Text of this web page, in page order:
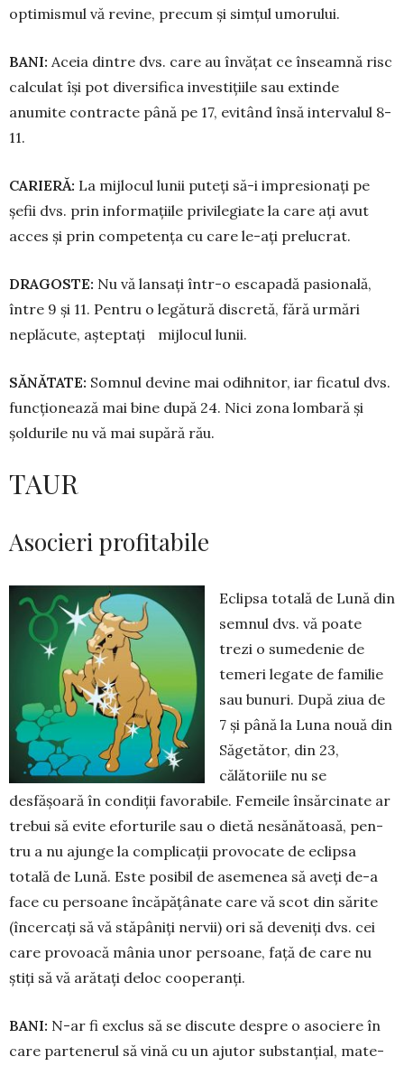
optimismul vă revine, precum și simțul umorului.
BANI: Aceia dintre dvs. care au învățat ce înseamnă risc
calculat își pot diversifica investițiile sau ex­tinde
anumite contracte până pe 17, evitând însă intervalul 8-
11.
CARIERĂ: La mijlocul lunii pu­teți să-i impresionați pe
șefii dvs. prin informațiile privilegiate la ca­re ați avut
acces și prin competența cu care le-ați prelucrat.
DRAGOSTE: Nu vă lansați într-o escapadă pasională,
între 9 și 11. Pentru o legătură discretă, fără ur­mări
neplăcute, așteptați mijlocul lunii.
SĂNĂTATE: Somnul devine mai odihnitor, iar ficatul dvs.
funcțio­nează mai bine după 24. Nici zona lombară și
șoldurile nu vă mai su­pără rău.
TAUR
Asocieri profitabile
Eclipsa totală de Lună din
sem­nul dvs. vă poate
trezi o sume­denie de
temeri legate de familie
sau bunuri. După ziua de
7 și până la Luna nouă din
Săgetător, din 23,
călătoriile nu se
desfășoară în condiții favorabile. Femeile însărcinate ar
trebui să evite eforturile sau o dietă nesănătoasă, pen­
tru a nu ajunge la complicații pro­vocate de eclipsa
totală de Lună. Este posibil de asemenea să aveți de-a
face cu persoane încăpățânate care vă scot din sărite
(încercați să vă stăpâniți nervii) ori să deveniți dvs. cei
care pro­voacă mânia unor persoane, față de care nu
știți să vă arătați deloc cooperanți.
BANI: N-ar fi exclus să se discute des­pre o asociere în
care partenerul să vină cu un ajutor substanțial, mate­